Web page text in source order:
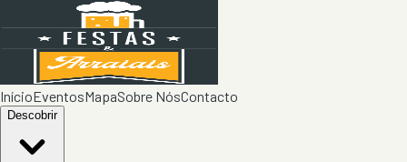
InícioEventosMapaSobre NósContacto
Descobrir